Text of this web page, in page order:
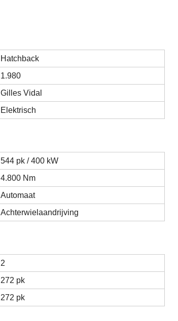
Hatchback
1.980
Gilles Vidal
Elektrisch
544 pk / 400 kW
4.800 Nm
Automaat
Achterwielaandrijving
2
272 pk
272 pk